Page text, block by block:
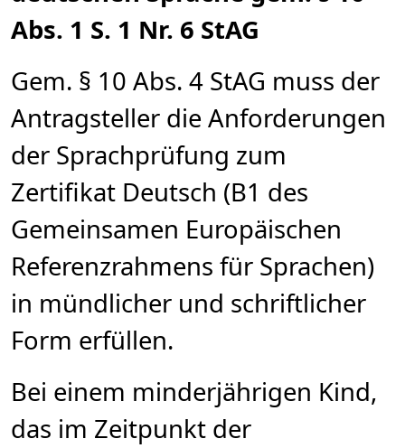
Abs. 1 S. 1 Nr. 6 StAG
Gem. § 10 Abs. 4 StAG muss der
Antragsteller die Anforderungen
der Sprachprüfung zum
Zertifikat Deutsch (B1 des
Gemeinsamen Europäischen
Referenzrahmens für Sprachen)
in mündlicher und schriftlicher
Form erfüllen.
Bei einem minderjährigen Kind,
das im Zeitpunkt der